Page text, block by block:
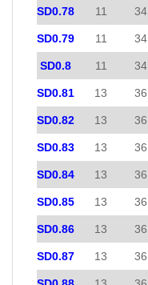
SD0.78 11 34
SD0.79 11 34
SD0.8 11 34
SD0.81 13 36
SD0.82 13 36
SD0.83 13 36
SD0.84 13 36
SD0.85 13 36
SD0.86 13 36
SD0.87 13 36